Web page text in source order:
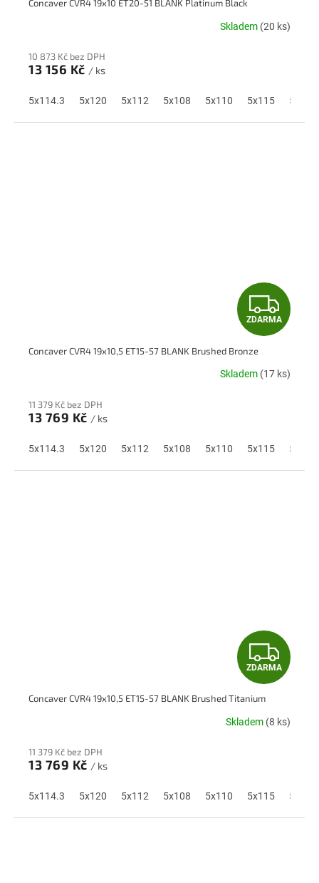
A
A
Concaver CVR4 19x10 ET20-51 BLANK Platinum Black
Skladem (20 ks)
10 873 Kč bez DPH
13 156 Kč / ks
5x114.3 5x120 5x112 5x108 5x110 5x115 5x118
Z
D
A
A
ZDARMA
Concaver CVR4 19x10,5 ET15-57 BLANK Brushed Bronze
Skladem (17 ks)
11 379 Kč bez DPH
13 769 Kč / ks
5x114.3 5x120 5x112 5x108 5x110 5x115 5x118
Z
D
A
A
ZDARMA
Concaver CVR4 19x10,5 ET15-57 BLANK Brushed Titanium
Skladem (8 ks)
11 379 Kč bez DPH
13 769 Kč / ks
5x114.3 5x120 5x112 5x108 5x110 5x115 5x118